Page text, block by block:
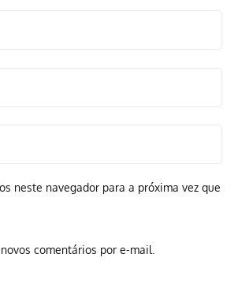
neste navegador para a próxima vez que
comentários por e-mail.